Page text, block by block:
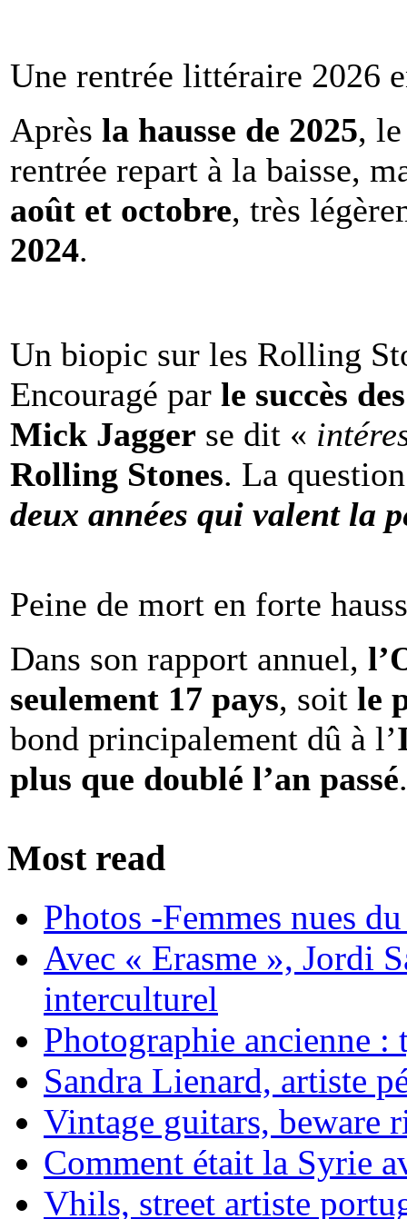
Une rentrée littéraire 2026
Après la hausse de 2025,
rentrée repart à la baisse,
août et octobre, très
2024.
Un biopic sur les Rolling
Encouragé par le succès
Mick Jagger se dit «
Rolling Stones. La
deux années qui valent la
Peine de mort en forte
Dans son rapport annuel,
seulement 17 pays, soit le
bond principalement dû à l’
plus que doublé l’an passé.
Most read
Photos -Femmes nues
Avec « Erasme », Jordi
interculturel
Photographie ancienne :
Sandra Lienard, artiste
Vintage guitars, beware
Comment était la Syrie
Vhils, street artiste